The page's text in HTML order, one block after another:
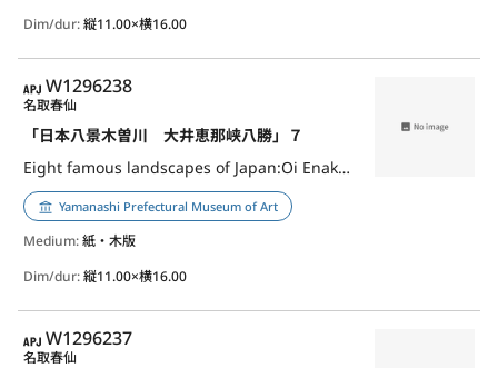
Dim/dur:縦11.00×横16.00
APJ
W1296238
「日本八景木曽川 大井恵那峡八勝」７
Eight famous landscapes of Japan:Oi Enakyo Hasshoo,7
名取春仙
Yamanashi Prefectural Museum of Art
Medium:紙・木版
Dim/dur:縦11.00×横16.00
APJ
W1296237
名取春仙